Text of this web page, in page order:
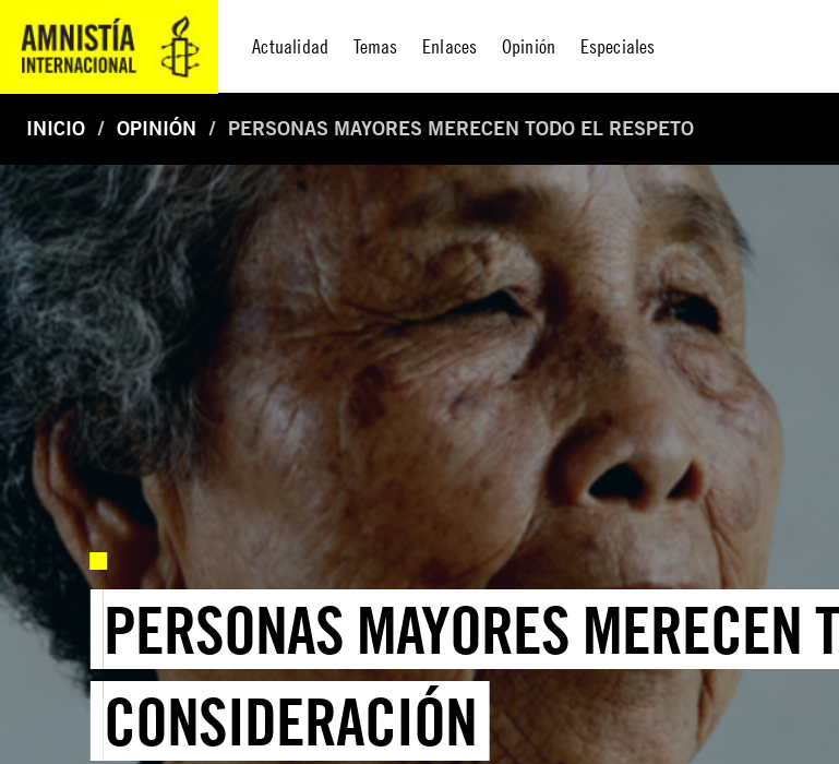
Actualidad Temas Enlaces Opinión Especiales
INICIO OPINIÓN PERSONAS MAYORES MERECEN TODO EL RESPETO
PERSONAS MAYORES MERECEN
CONSIDERACIÓN